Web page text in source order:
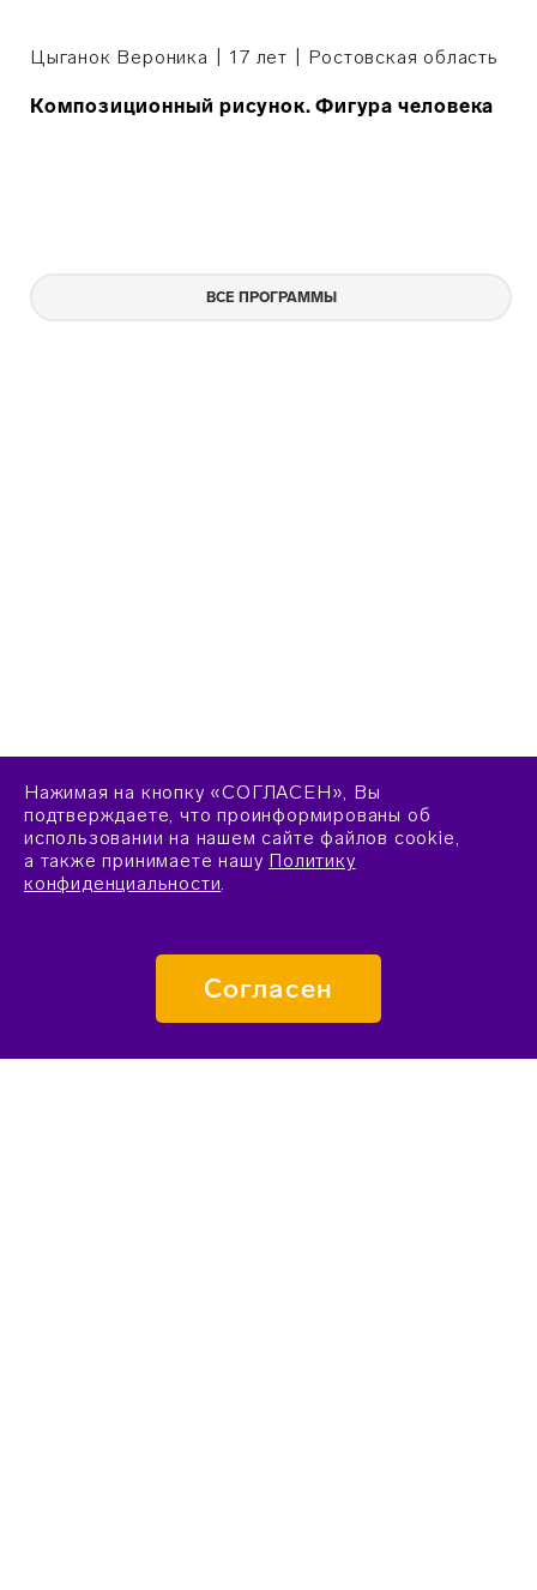
Цыганок Вероника | 17 лет | Ростовская область
Композиционный рисунок. Фигура человека
ВСЕ ПРОГРАММЫ
Нажимая на кнопку «СОГЛАСЕН», Вы
подтверждаете, что проинформированы об
использовании на нашем сайте файлов cookie,
а также принимаете нашу Политику
конфиденциальности.
Согласен